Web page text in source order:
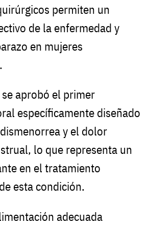
permiten un
de la enfermedad y
en mujeres
aprobó el primer
específicamente diseñado
y el dolor
lo que representa un
en el tratamiento
esta condición.
adecuada